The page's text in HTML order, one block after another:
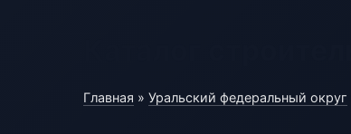
Главная » Уральский федеральный округ